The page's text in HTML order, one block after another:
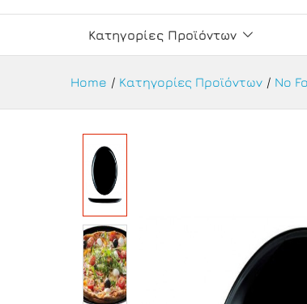
Κατηγορίες Προϊόντων
Home / Κατηγορίες Προϊόντων / No